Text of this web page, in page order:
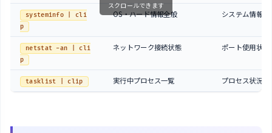
systeminfo | cli
p
OS・ハード情報全般 システム情報の
netstat -an | cli
p
ネットワーク接続状態 ポート使用状況
tasklist | clip 実行中プロセス一覧 プロセス状況の
スクロールできます